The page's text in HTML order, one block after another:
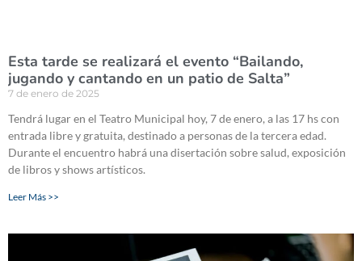
Esta tarde se realizará el evento “Bailando,
jugando y cantando en un patio de Salta”
7 de enero de 2025
Tendrá lugar en el Teatro Municipal hoy, 7 de enero, a las 17 hs con
entrada libre y gratuita, destinado a personas de la tercera edad.
Durante el encuentro habrá una disertación sobre salud, exposición
de libros y shows artísticos.
Leer Más >>